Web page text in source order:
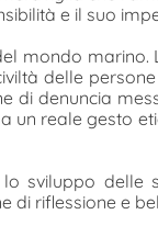
e il suo
mondo
delle
denuncia
reale gesto
sviluppo delle
di riflessione e